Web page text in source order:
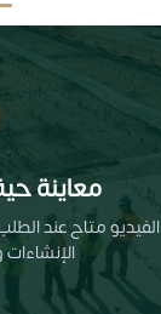
معاينة
الفيديو متاح عند